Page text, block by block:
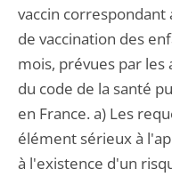
vaccin correspondant
de vaccination des
mois, prévues par les
du code de la santé
en France. a) Les
élément sérieux à
à l'existence d'un